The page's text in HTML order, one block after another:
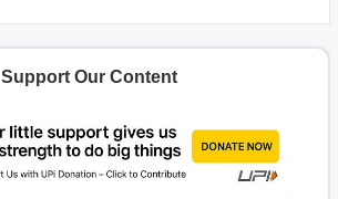
Support Our Content